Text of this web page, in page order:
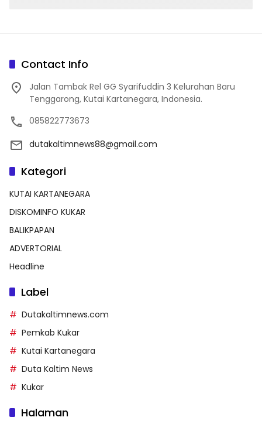
Contact Info
Jalan Tambak Rel GG Syarifuddin 3 Kelurahan Baru
Tenggarong, Kutai Kartanegara, Indonesia.
085822773673
dutakaltimnews88@gmail.com
Kategori
KUTAI KARTANEGARA
DISKOMINFO KUKAR
BALIKPAPAN
ADVERTORIAL
Headline
Label
Dutakaltimnews.com
Pemkab Kukar
Kutai Kartanegara
Duta Kaltim News
Kukar
Halaman